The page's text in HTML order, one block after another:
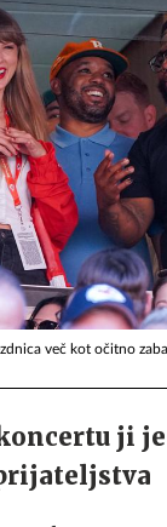
več kot očitno
ji